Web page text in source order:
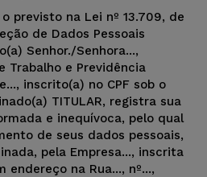
previsto na Lei nº 13.709, de
de Dados Pessoais
Senhor./Senhora...,
Trabalho e Previdência
inscrito(a) no CPF sob o
TITULAR, registra sua
e inequívoca, pelo qual
de seus dados pessoais,
pela Empresa..., inscrita
endereço na Rua..., nº...,